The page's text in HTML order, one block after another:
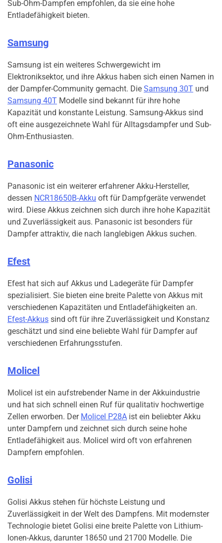
Sub-Ohm-Dampfen empfohlen, da sie eine hohe
Entladefähigkeit bieten.
Samsung
Samsung ist ein weiteres Schwergewicht im
Elektroniksektor, und ihre Akkus haben sich einen Namen in
der Dampfer-Community gemacht. Die Samsung 30T und
Samsung 40T Modelle sind bekannt für ihre hohe
Kapazität und konstante Leistung. Samsung-Akkus sind
oft eine ausgezeichnete Wahl für Alltagsdampfer und Sub-
Ohm-Enthusiasten.
Panasonic
Panasonic ist ein weiterer erfahrener Akku-Hersteller,
dessen NCR18650B-Akku oft für Dampfgeräte verwendet
wird. Diese Akkus zeichnen sich durch ihre hohe Kapazität
und Zuverlässigkeit aus. Panasonic ist besonders für
Dampfer attraktiv, die nach langlebigen Akkus suchen.
Efest
Efest hat sich auf Akkus und Ladegeräte für Dampfer
spezialisiert. Sie bieten eine breite Palette von Akkus mit
verschiedenen Kapazitäten und Entladefähigkeiten an.
Efest-Akkus sind oft für ihre Zuverlässigkeit und Konstanz
geschätzt und sind eine beliebte Wahl für Dampfer auf
verschiedenen Erfahrungsstufen.
Molicel
Molicel ist ein aufstrebender Name in der Akkuindustrie
und hat sich schnell einen Ruf für qualitativ hochwertige
Zellen erworben. Der Molicel P28A ist ein beliebter Akku
unter Dampfern und zeichnet sich durch seine hohe
Entladefähigkeit aus. Molicel wird oft von erfahrenen
Dampfern empfohlen.
Golisi
Golisi Akkus stehen für höchste Leistung und
Zuverlässigkeit in der Welt des Dampfens. Mit modernster
Technologie bietet Golisi eine breite Palette von Lithium-
Ionen-Akkus, darunter 18650 und 21700 Modelle. Die